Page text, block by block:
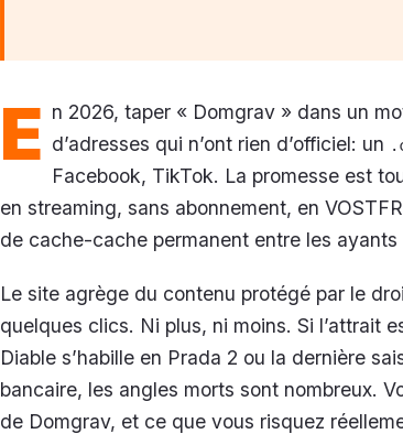
E n 2026, taper « Domgrav » dans un
d’adresses qui n’ont rien d’officiel: un
Facebook, TikTok. La promesse est
en streaming, sans abonnement, en
de cache-cache permanent entre les
Le site agrège du contenu protégé par le
quelques clics. Ni plus, ni moins. Si l’attrait
Diable s’habille en Prada 2 ou la dernière
bancaire, les angles morts sont nombreux.
de Domgrav, et ce que vous risquez